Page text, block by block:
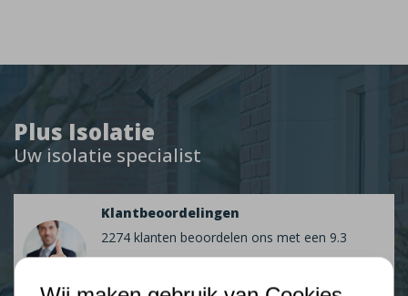
Plus Isolatie
Uw isolatie specialist
Klantbeoordelingen
2274 klanten beoordelen ons met een 9.3